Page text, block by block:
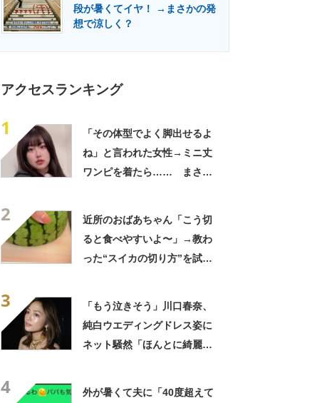
段が暑くてイヤ！ →まさかの発
想で涼しく？
アクセスランキング
1
「その体型でよく脚出せるよ
ね」と言われた女性→ミニ丈
ワンピを着たら…… まさか
2
近所のおばあちゃん「こう切
ると食べやすいよ〜」→教わ
った“スイカの切り方”を試し
3
「もう泣きそう」川口春奈、
純白ウエディングドレス姿に
ネット騒然「ほんとに綺麗」
4
外が暑くて夫に「40度超えて